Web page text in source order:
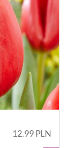
12.99PLN